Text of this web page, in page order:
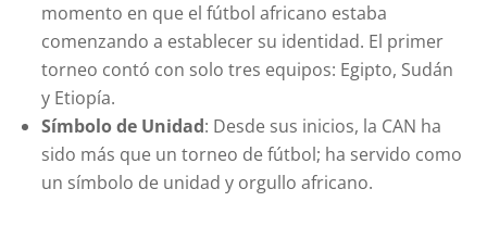
momento en que el fútbol africano estaba
comenzando a establecer su identidad. El primer
torneo contó con solo tres equipos: Egipto, Sudán
y Etiopía.
Símbolo de Unidad: Desde sus inicios, la CAN ha
sido más que un torneo de fútbol; ha servido como
un símbolo de unidad y orgullo africano.